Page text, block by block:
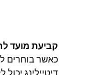
קביעת מועד
כאשר בוחרים